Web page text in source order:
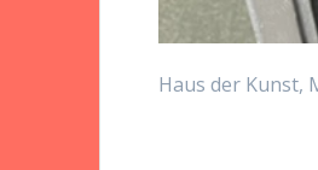
Haus der Kunst,